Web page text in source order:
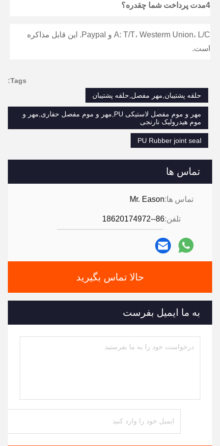
تماس ها
تماس ها:Mr. Eason
تلفن:86--18620174972
حالا تماس بگیرید
به ما ایمیل بفرست
4مدت پرداخت شما چقدره؟
است.
Tags:
حلقه پشتیبان,مهر مفصل,حلقه پشتیبان
مهر و موم مفصل لاستیکی PU,مهر و موم مفصل حفاری,مهر و
موم هیدرولیک نارنجی
PU Rubber joint seal